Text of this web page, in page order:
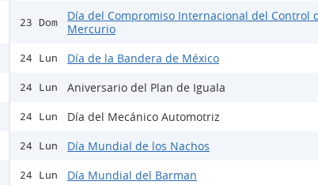
23 Dom
Día del Compromiso Internacional del Control
Mercurio
24 Lun Día de la Bandera de México
24 Lun Aniversario del Plan de Iguala
24 Lun Día del Mecánico Automotriz
24 Lun Día Mundial de los Nachos
24 Lun Día Mundial del Barman